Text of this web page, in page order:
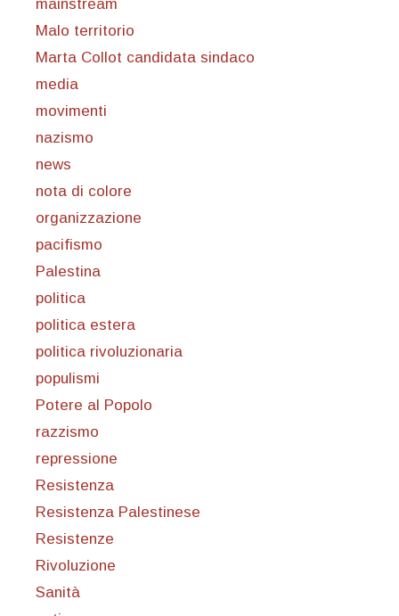
mainstream
Malo territorio
Marta Collot candidata sindaco
media
movimenti
nazismo
news
nota di colore
organizzazione
pacifismo
Palestina
politica
politica estera
politica rivoluzionaria
populismi
Potere al Popolo
razzismo
repressione
Resistenza
Resistenza Palestinese
Resistenze
Rivoluzione
Sanità